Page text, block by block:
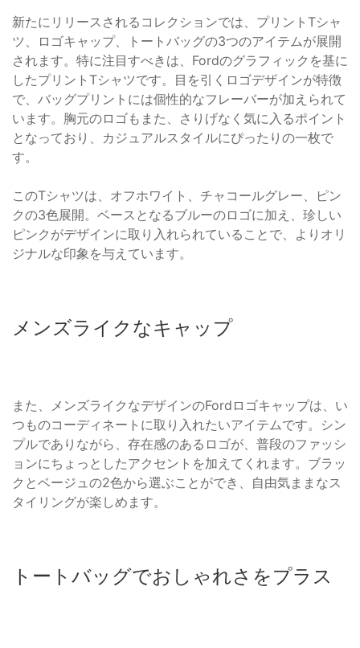
新たにリリースされるコレクションでは、プリントTシャ
ツ、ロゴキャップ、トートバッグの3つのアイテムが展開
されます。特に注目すべきは、Fordのグラフィックを基に
したプリントTシャツです。目を引くロゴデザインが特徴
で、バッグプリントには個性的なフレーバーが加えられて
います。胸元のロゴもまた、さりげなく気に入るポイント
となっており、カジュアルスタイルにぴったりの一枚で
す。
このTシャツは、オフホワイト、チャコールグレー、ピン
クの3色展開。ベースとなるブルーのロゴに加え、珍しい
ピンクがデザインに取り入れられていることで、よりオリ
ジナルな印象を与えています。
メンズライクなキャップ
また、メンズライクなデザインのFordロゴキャップは、い
つものコーディネートに取り入れたいアイテムです。シン
プルでありながら、存在感のあるロゴが、普段のファッシ
ョンにちょっとしたアクセントを加えてくれます。ブラッ
クとベージュの2色から選ぶことができ、自由気ままなス
タイリングが楽しめます。
トートバッグでおしゃれさをプラス